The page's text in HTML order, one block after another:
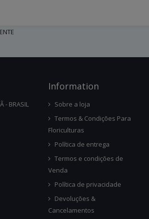
- BRASIL
InforMation
Sobre a loja
Termos & Condições Para
Floriculturas
Política de entrega
Termos e condições de
Venda
Política de privacidade
Devoluções &
Cancelamentos